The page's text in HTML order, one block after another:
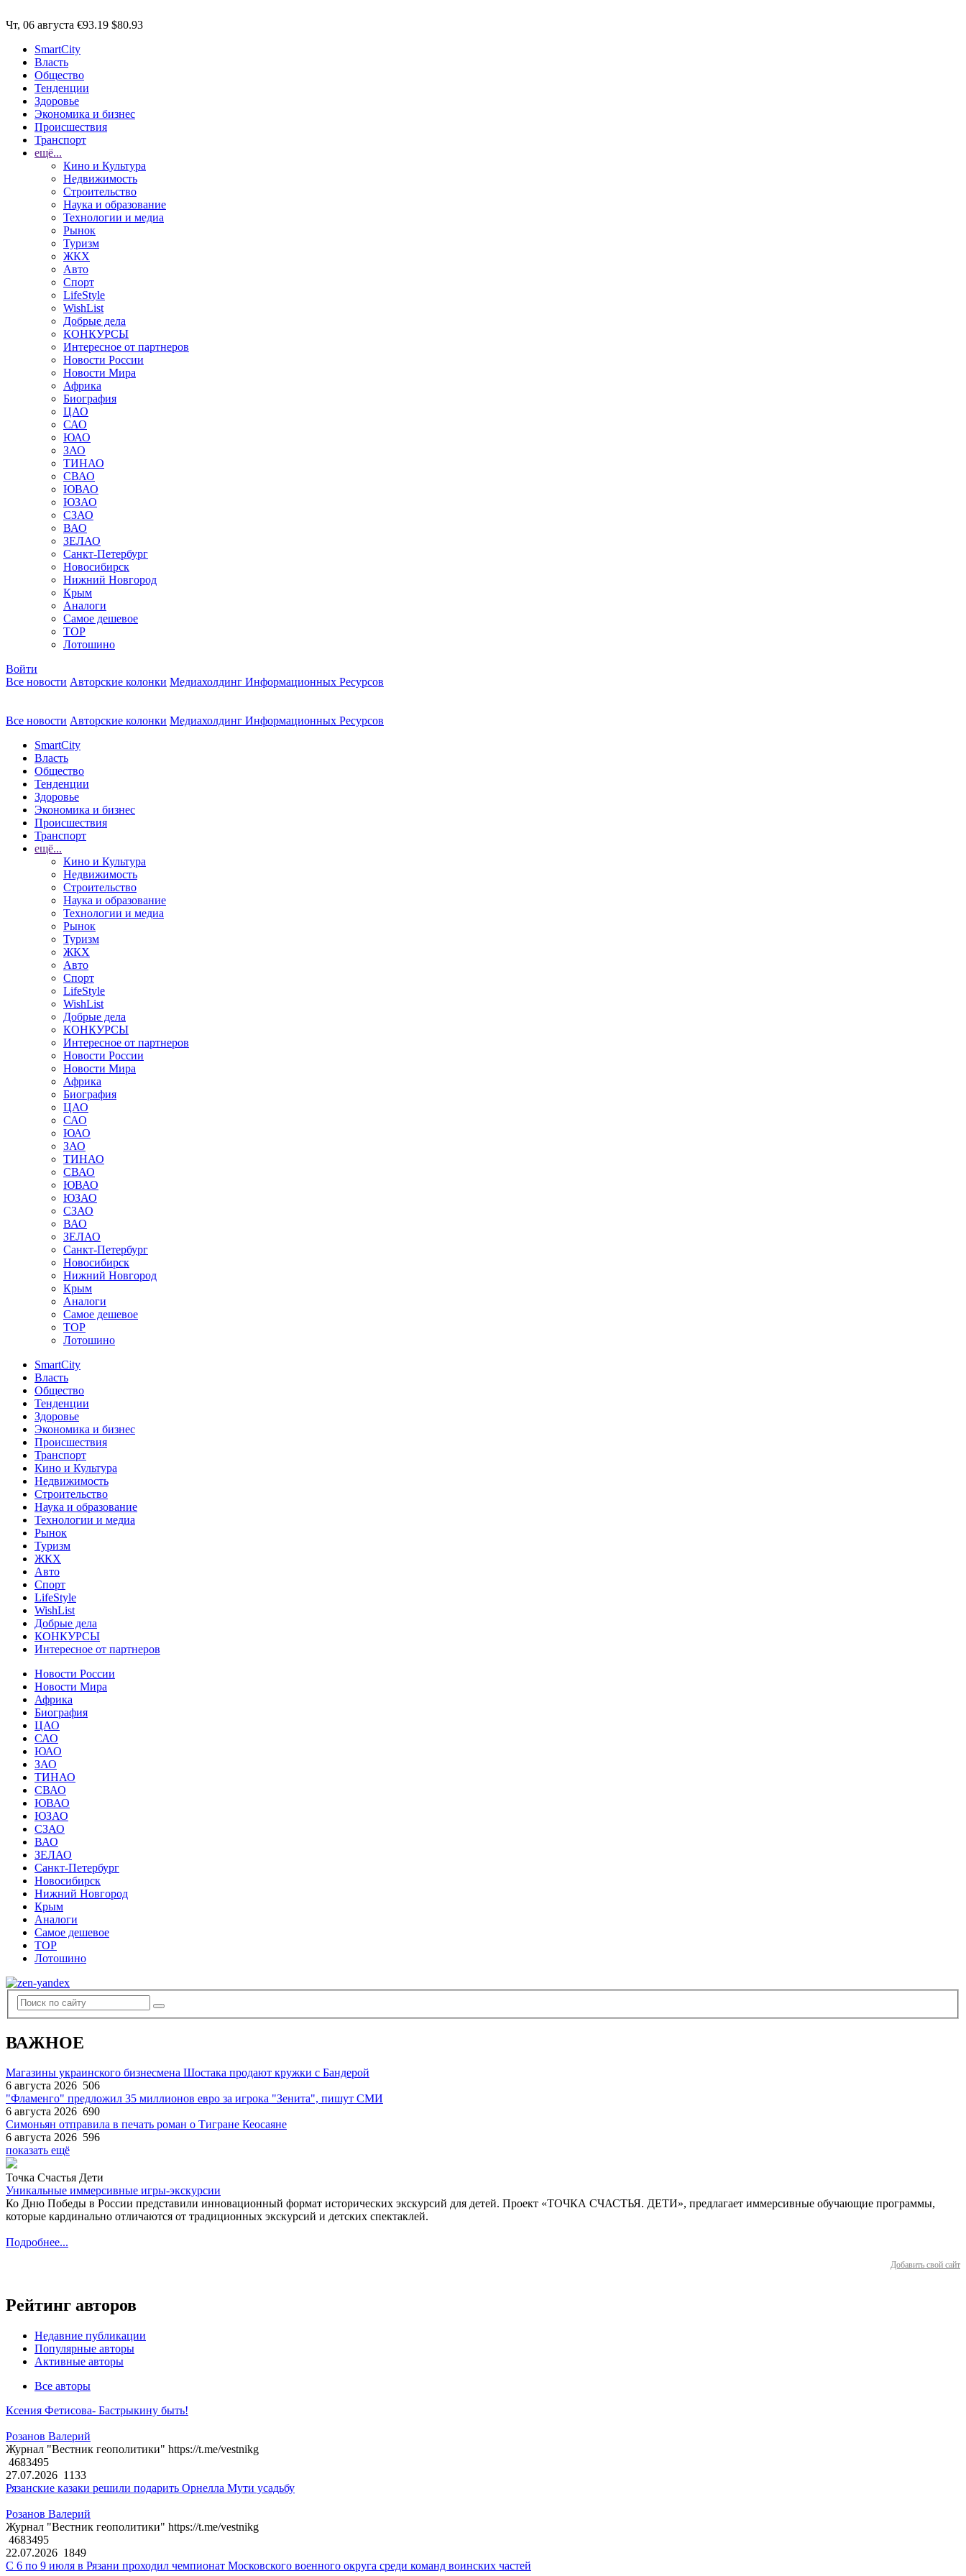
Чт, 06 августа €93.19 $80.93
SmartCity
Власть
Общество
Тенденции
Здоровье
Экономика и бизнес
Происшествия
Транспорт
ещё...
Кино и Культура
Недвижимость
Строительство
Наука и образование
Технологии и медиа
Рынок
Туризм
ЖКХ
Авто
Спорт
LifeStyle
WishList
Добрые дела
КОНКУРСЫ
Интересное от партнеров
Новости России
Новости Мира
Африка
Биография
ЦАО
САО
ЮАО
ЗАО
ТИНАО
СВАО
ЮВАО
ЮЗАО
СЗАО
ВАО
ЗЕЛАО
Санкт-Петербург
Новосибирск
Нижний Новгород
Крым
Аналоги
Самое дешевое
TOP
Лотошино
Войти
Все новости Авторские колонки Медиахолдинг Информационных Ресурсов
Все новости Авторские колонки Медиахолдинг Информационных Ресурсов
SmartCity
Власть
Общество
Тенденции
Здоровье
Экономика и бизнес
Происшествия
Транспорт
ещё...
Кино и Культура
Недвижимость
Строительство
Наука и образование
Технологии и медиа
Рынок
Туризм
ЖКХ
Авто
Спорт
LifeStyle
WishList
Добрые дела
КОНКУРСЫ
Интересное от партнеров
Новости России
Новости Мира
Африка
Биография
ЦАО
САО
ЮАО
ЗАО
ТИНАО
СВАО
ЮВАО
ЮЗАО
СЗАО
ВАО
ЗЕЛАО
Санкт-Петербург
Новосибирск
Нижний Новгород
Крым
Аналоги
Самое дешевое
TOP
Лотошино
SmartCity
Власть
Общество
Тенденции
Здоровье
Экономика и бизнес
Происшествия
Транспорт
Кино и Культура
Недвижимость
Строительство
Наука и образование
Технологии и медиа
Рынок
Туризм
ЖКХ
Авто
Спорт
LifeStyle
WishList
Добрые дела
КОНКУРСЫ
Интересное от партнеров
Новости России
Новости Мира
Африка
Биография
ЦАО
САО
ЮАО
ЗАО
ТИНАО
СВАО
ЮВАО
ЮЗАО
СЗАО
ВАО
ЗЕЛАО
Санкт-Петербург
Новосибирск
Нижний Новгород
Крым
Аналоги
Самое дешевое
TOP
Лотошино
ВАЖНОЕ
Магазины украинского бизнесмена Шостака продают кружки с Бандерой
6 августа 2026 506
"Фламенго" предложил 35 миллионов евро за игрока "Зенита", пишут СМИ
6 августа 2026 690
Симоньян отправила в печать роман о Тигране Кеосаяне
6 августа 2026 596
показать ещё
Точка Счастья Дети
Уникальные иммерсивные игры-экскурсии
Ко Дню Победы в России представили инновационный формат исторических экскурсий для детей. Проект «ТОЧКА СЧАСТЬЯ. ДЕТИ», предлагает иммерсивные обучающие программы,
которые кардинально отличаются от традиционных экскурсий и детских спектаклей.
Подробнее...
Добавить свой сайт
Рейтинг авторов
Недавние публикации
Популярные авторы
Активные авторы
Все авторы
Ксения Фетисова- Бастрыкину быть!
Розанов Валерий
Журнал "Вестник геополитики" https://t.me/vestnikg
4683495
27.07.2026 1133
Рязанские казаки решили подарить Орнелла Мути усадьбу
Розанов Валерий
Журнал "Вестник геополитики" https://t.me/vestnikg
4683495
22.07.2026 1849
С 6 по 9 июля в Рязани проходил чемпионат Московского военного округа среди команд воинских частей